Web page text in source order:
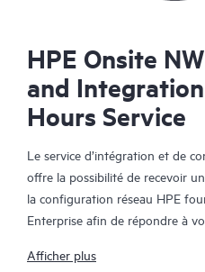
HPE Onsite
and
Hours Service
Le service d’intégration et de
offre la possibilité de recevoir
la configuration réseau HPE
Enterprise afin de répondre à
Lorsque vous achetez ce
Afficher plus